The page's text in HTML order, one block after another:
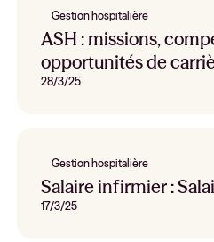
Gestion hospitalière
ASH : missions,
opportunités de
28/3/25
Gestion hospitalière
Salaire infirmier :
17/3/25